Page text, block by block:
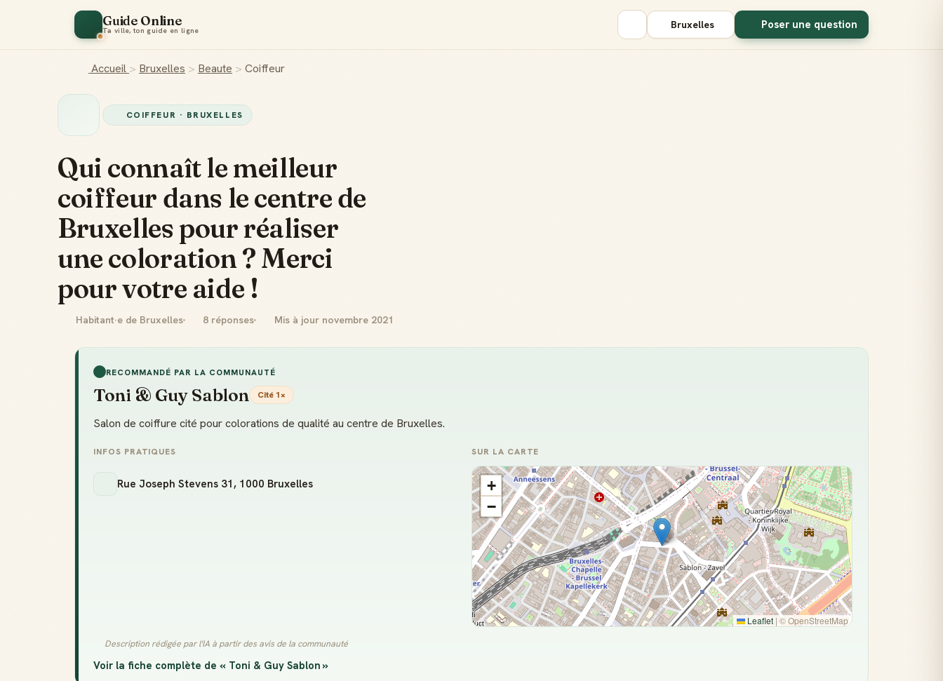
Guide Online
Ta ville, ton guide en ligne Bruxelles Poser une question
Accueil > Bruxelles > Beaute > Coiffeur
COIFFEUR · BRUXELLES
Qui connaît le meilleur
coiffeur dans le centre de
Bruxelles pour réaliser
une coloration ? Merci
pour votre aide !
Habitant·e de Bruxelles 8 réponses Mis à jour novembre 2021
RECOMMANDÉ PAR LA COMMUNAUTÉ
Toni & Guy Sablon Cité 1×
Salon de coiffure cité pour colorations de qualité au centre de Bruxelles.
INFOS PRATIQUES
Rue Joseph Stevens 31, 1000 Bruxelles
SUR LA CARTE
+
−
Leaflet | © OpenStreetMap
Description rédigée par l'IA à partir des avis de la communauté
Voir la fiche complète de « Toni & Guy Sablon »